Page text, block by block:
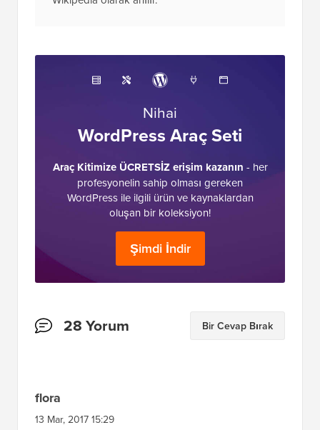
Nihai
WordPress Araç Seti
Araç Kitimize ÜCRETSİZ erişim kazanın - her
profesyonelin sahip olması gereken
WordPress ile ilgili ürün ve kaynaklardan
oluşan bir koleksiyon!
Şimdi İndir
Okuyucu28 Yorum Bir Cevap Bırak
flora
13 Mar, 2017 15:29